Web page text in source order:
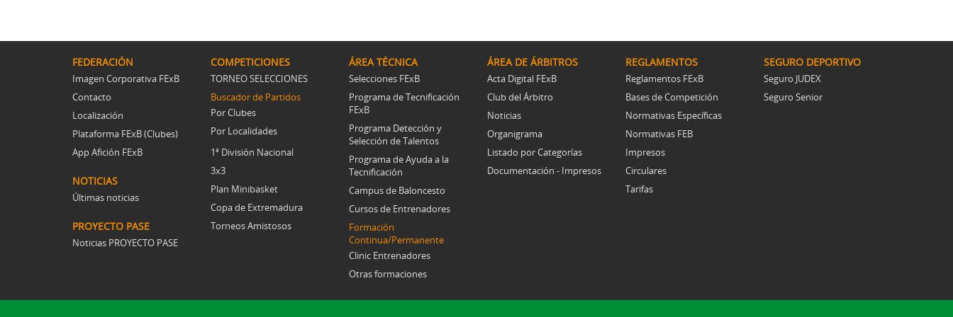
FEDERACIÓN
Imagen Corporativa FExB
Contacto
Localización
Plataforma FExB (Clubes)
App Afición FExB
NOTICIAS
Últimas noticias
PROYECTO PASE
Noticias PROYECTO PASE
COMPETICIONES
TORNEO SELECCIONES
Buscador de Partidos
Por Clubes
Por Localidades
1ª División Nacional
3x3
Plan Minibasket
Copa de Extremadura
Torneos Amistosos
ÁREA TÉCNICA
Selecciones FExB
Programa de Tecnificación
FExB
Programa Detección y
Selección de Talentos
Programa de Ayuda a la
Tecnificación
Campus de Baloncesto
Cursos de Entrenadores
Formación
Continua/Permanente
Clinic Entrenadores
Otras formaciones
ÁREA DE ÁRBITROS
Acta Digital FExB
Club del Árbitro
Noticias
Organigrama
Listado por Categorías
Documentación - Impresos
REGLAMENTOS
Reglamentos FExB
Bases de Competición
Normativas Específicas
Normativas FEB
Impresos
Circulares
Tarifas
SEGURO DEPORTIVO
Seguro JUDEX
Seguro Senior